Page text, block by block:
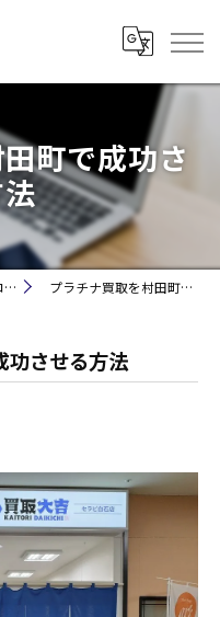
町で成功さ
プラチナ買取を村田町で成功させる方法
功させる方法